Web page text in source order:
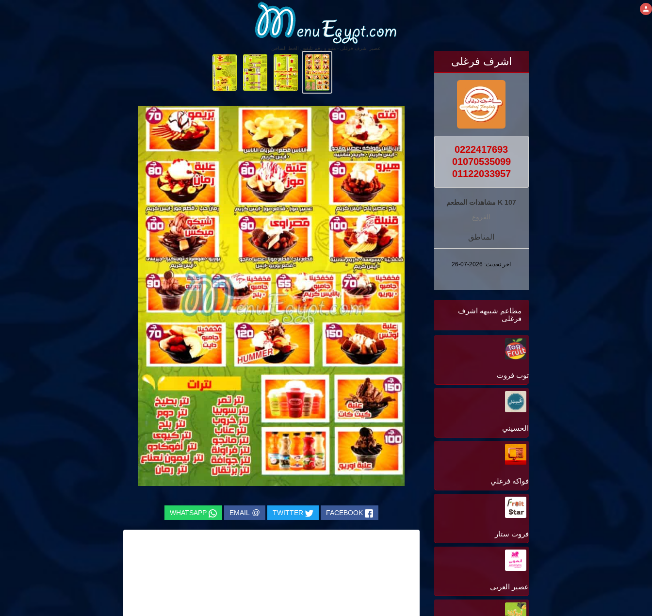
عصير اشرف فرغلى - منيو و رقم تليفون الخط الساخن
اشرف فرغلى
0222417693
01070535099
01122033957
107 K مشاهدات المطعم
الفروع
المناطق
اخر تحديث: 2026-07-26
مطاعم شبيهه اشرف
فرغلى
توب فروت
الحسيني
فواكه فرغلي
فروت ستار
عصير العربي
FACEBOOK
TWITTER
@
EMAIL
WHATSAPP